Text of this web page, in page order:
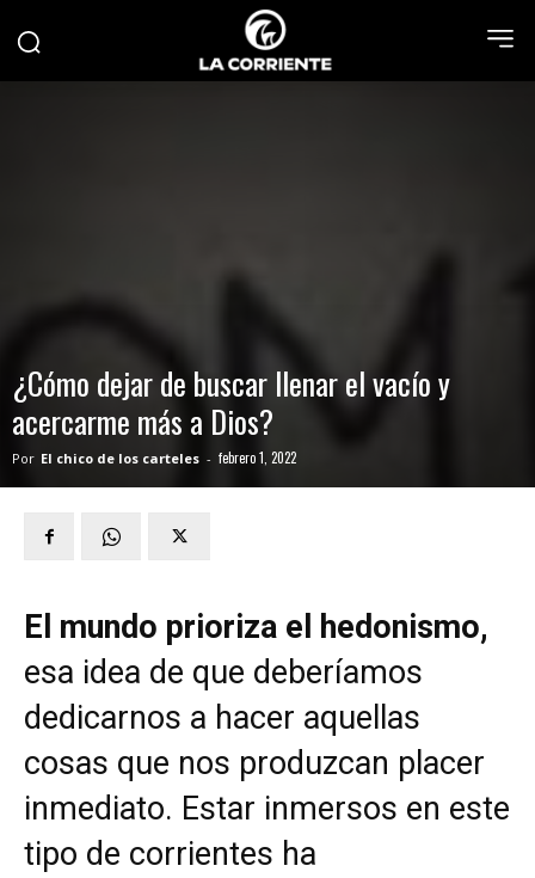
¿Cómo dejar de buscar llenar el vacío y
acercarme más a Dios?
Por El chico de los carteles - febrero 1, 2022
El mundo prioriza el hedonismo,
esa idea de que deberíamos
dedicarnos a hacer aquellas
cosas que nos produzcan placer
inmediato. Estar inmersos en este
tipo de corrientes ha